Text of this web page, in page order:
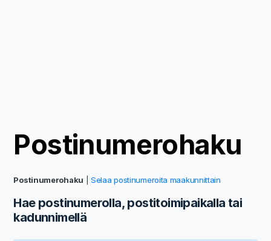
Postinumerohaku
Postinumerohaku |Selaa postinumeroita maakunnittain
Hae postinumerolla, postitoimipaikalla tai
kadunnimellä